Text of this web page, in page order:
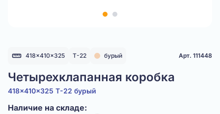
418x410x325 Т-22 бурый Арт. 111448
Четырехклапанная коробка
418x410x325 Т-22 бурый
Наличие на складе: